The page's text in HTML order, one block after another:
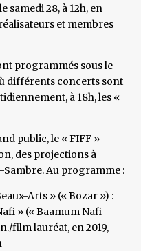
samedi 28, à 12h, en
et membres
programmés sous le
différents concerts sont
à 18h, les «
public, le « FIFF »
des projections à
Au programme :
Arts » (« Bozar ») :
» (« Baamum Nafi
film lauréat, en 2019,